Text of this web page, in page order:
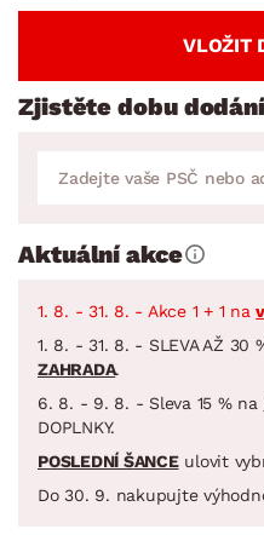
VLOŽIT
Zjistěte dobu
Aktuální akce
1. 8. - 31. 8. - Akce 1 + 1 na
1. 8. - 31. 8. - SLEVA AŽ 30
ZAHRADA.
6. 8. - 9. 8. - Sleva 15 % na
DOPLNKY.
POSLEDNÍ ŠANCEulovit
Do 30. 9. nakupujte